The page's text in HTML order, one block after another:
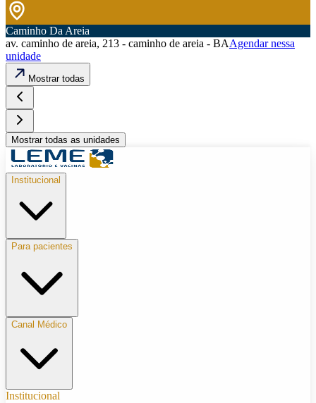
Caminho Da Areia
av. caminho de areia, 213 - caminho de areia - BAAgendar nessa
unidade
Mostrar todas
Mostrar todas as unidades
Institucional
Para pacientes
Canal Médico
Institucional